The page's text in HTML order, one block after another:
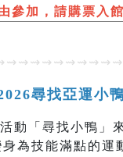
參加，請購票入館
尋找亞運小鴨
動「尋找小鴨」
為技能滿點的運